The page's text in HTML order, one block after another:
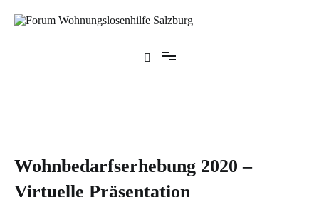
Inhalt
BLOG
,
TAG DER
Wohnbedarfserhebung 2020 –
Virtuelle Präsentation